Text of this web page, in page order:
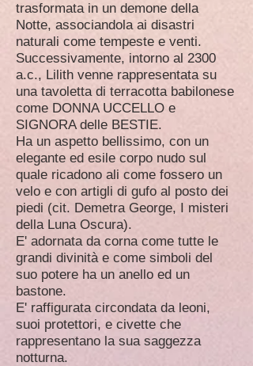
trasformata in un demone della
Notte, associandola ai disastri
naturali come tempeste e venti.
Successivamente, intorno al 2300
a.c., Lilith venne rappresentata su
una tavoletta di terracotta babilonese
come DONNA UCCELLO e
SIGNORA delle BESTIE.
Ha un aspetto bellissimo, con un
elegante ed esile corpo nudo sul
quale ricadono ali come fossero un
velo e con artigli di gufo al posto dei
piedi (cit. Demetra George, I misteri
della Luna Oscura).
E' adornata da corna come tutte le
grandi divinità e come simboli del
suo potere ha un anello ed un
bastone.
E' raffigurata circondata da leoni,
suoi protettori, e civette che
rappresentano la sua saggezza
notturna.